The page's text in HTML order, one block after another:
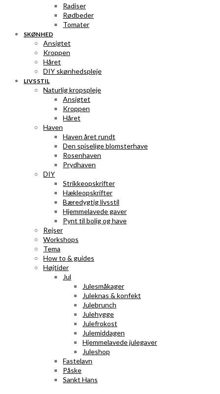
Radiser
Rødbeder
Tomater
SKØNHED
Ansigtet
Kroppen
Håret
DIY skønhedspleje
LIVSSTIL
Naturlig kropspleje
Ansigtet
Kroppen
Håret
Haven
Haven året rundt
Den spiselige blomsterhave
Rosenhaven
Prydhaven
DIY
Strikkeopskrifter
Hækleopskrifter
Bæredygtig livsstil
Hjemmelavede gaver
Pynt til bolig og have
Rejser
Workshops
Tema
How to & guides
Højtider
Jul
Julesmåkager
Juleknas & konfekt
Julebrunch
Julehygge
Julefrokost
Julemiddagen
Hjemmelavede julegaver
Juleshop
Fastelavn
Påske
Sankt Hans